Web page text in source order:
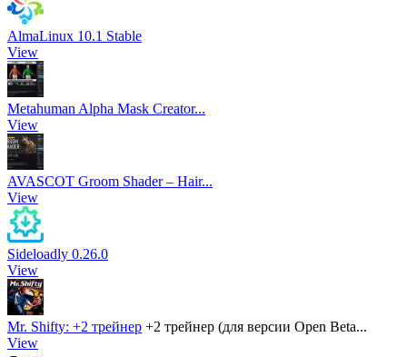
AlmaLinux 10.1 Stable
View
Metahuman Alpha Mask Creator...
View
AVASCOT Groom Shader – Hair...
View
Sideloadly 0.26.0
View
Mr. Shifty: +2 трейнер +2 трейнер (для версии Open Beta...
View